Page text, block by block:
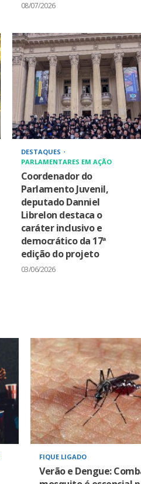
08/07/2026
DESTAQUES
PARLAMENTARES EM AÇÃO
Coordenador do
Parlamento Juvenil,
deputado Danniel
Librelon destaca o
caráter inclusivo e
democrático da 17ª
edição do projeto
03/06/2026
FIQUE LIGADO
Verão e Dengue: